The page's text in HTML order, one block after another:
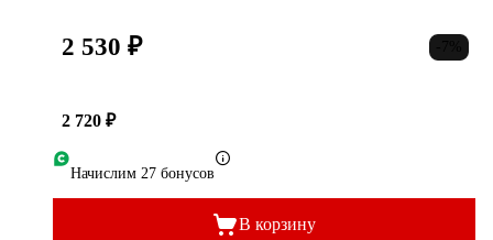
2 530 ₽
2 720 ₽
Начислим 27 бонусов
В корзину